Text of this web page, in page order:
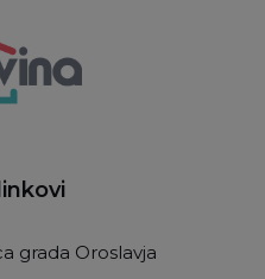
grada Oroslavja